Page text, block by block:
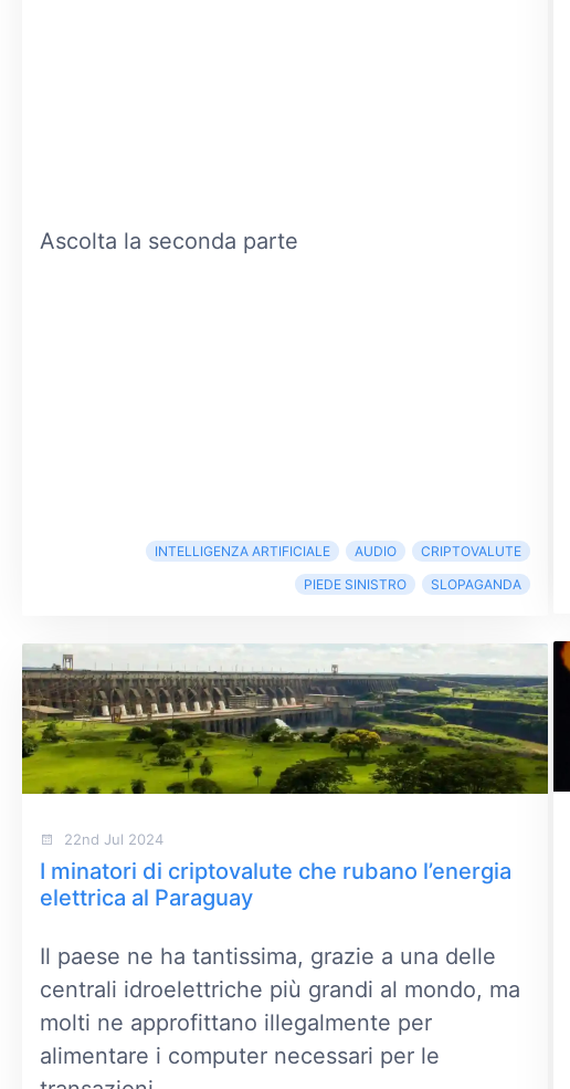
Ascolta la seconda parte
INTELLIGENZA ARTIFICIALE AUDIO
CRIPTOVALUTE
PIEDE SINISTRO
SLOPAGANDA
22nd Jul 2024
I minatori di criptovalute che rubano l’energia
elettrica al Paraguay
Il paese ne ha tantissima, grazie a una delle
centrali idroelettriche più grandi al mondo, ma
molti ne approfittano illegalmente per
alimentare i computer necessari per le